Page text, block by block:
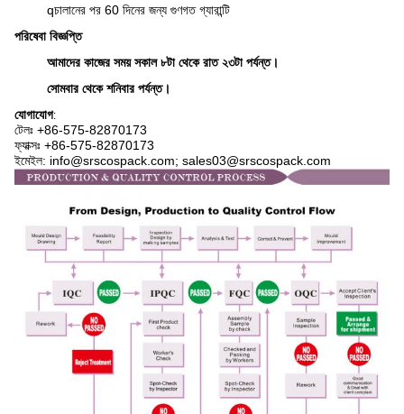
qচালানের পর 60 দিনের জন্য গুণগত গ্যারান্টি
পরিষেবা বিজ্ঞপ্তি
আমাদের কাজের সময় সকাল ৮টা থেকে রাত ২৩টা পর্যন্ত।
সোমবার থেকে শনিবার পর্যন্ত।
যোগাযোগ:
টেলঃ +86-575-82870173
ফ্যাক্সঃ +86-575-82870173
ইমেইল: info@srscospack.com; sales03@srscospack.com